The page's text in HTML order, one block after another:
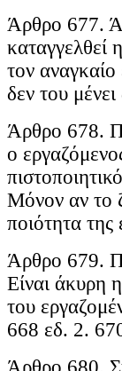
Άρθρο 677.
καταγγελθεί
τον
δεν του
Άρθρο 678.
ο
Μόνον αν το
ποιότητα της
Άρθρο 679.
Είναι άκυρη
του
668 εδ. 2.